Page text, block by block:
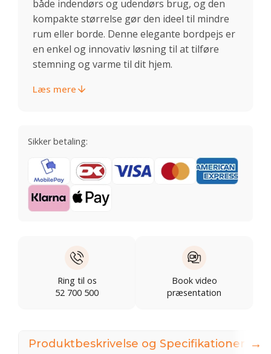
både indendørs og udendørs brug, og den
kompakte størrelse gør den ideel til mindre
rum eller borde. Denne elegante bordpejs er
en enkel og innovativ løsning til at tilføre
stemning og varme til dit hjem.
Læs mere
Sikker betaling:
Ring til os
52 700 500
Book video
præsentation
Produktbeskrivelse og Specifikationer →